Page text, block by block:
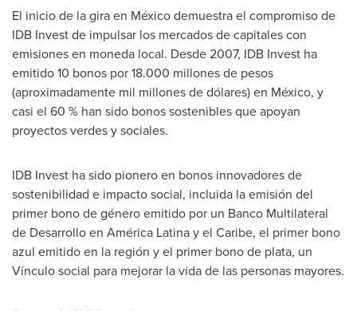
El inicio de la gira en México demuestra el compromiso de
IDB Invest de impulsar los mercados de capitales con
emisiones en moneda local. Desde 2007, IDB Invest ha
emitido 10 bonos por 18.000 millones de pesos
(aproximadamente mil millones de dólares) en México, y
casi el 60 % han sido bonos sostenibles que apoyan
proyectos verdes y sociales.
IDB Invest ha sido pionero en bonos innovadores de
sostenibilidad e impacto social, incluida la emisión del
primer bono de género emitido por un Banco Multilateral
de Desarrollo en América Latina y el Caribe, el primer bono
azul emitido en la región y el primer bono de plata, un
Vínculo social para mejorar la vida de las personas mayores.